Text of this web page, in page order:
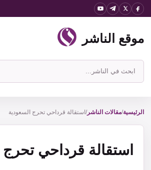
انتقل
المحتوى
موقع الناشر
ابحث
في
الناشر
الرئيسية/مقالات الناشر/ استقالة قرداحي تحرج السعودية
استقالة قرداحي تحرج